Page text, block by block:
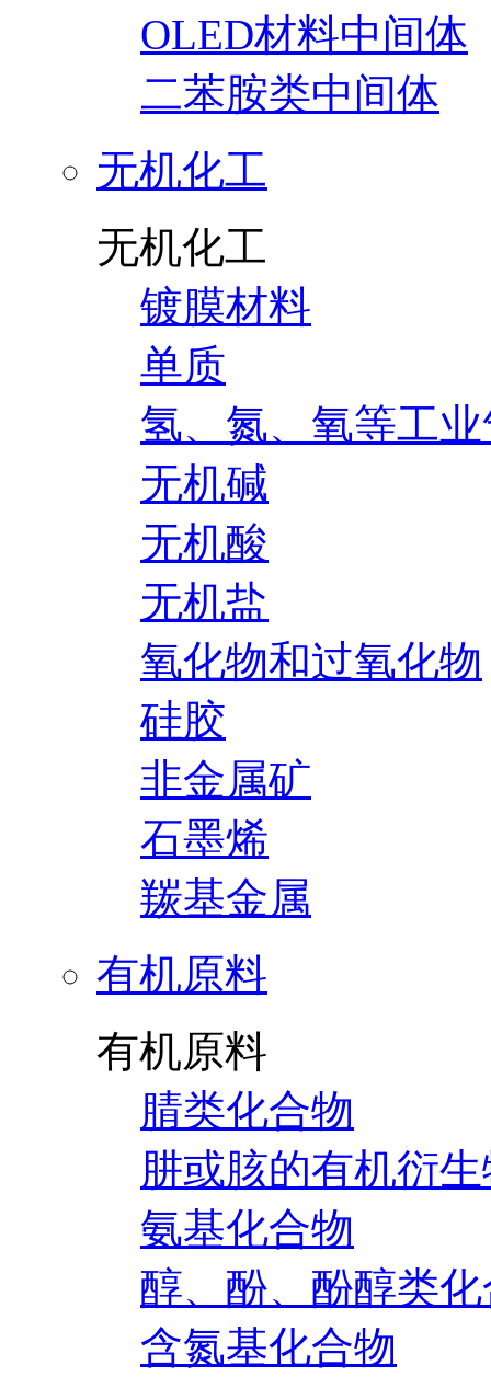
OLED材料中间体
二苯胺类中间体
无机化工
无机化工
镀膜材料
单质
氢、氮、氧等工
无机碱
无机酸
无机盐
氧化物和过氧化物
硅胶
非金属矿
石墨烯
羰基金属
有机原料
有机原料
腈类化合物
肼或胲的有机衍
氨基化合物
醇、酚、酚醇类
含氮基化合物